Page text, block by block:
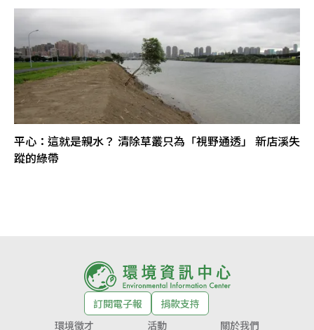
平心：這就是親水？ 清除草叢只為「視野通透」 新店溪失
蹤的綠帶
訂閱電子報
捐款支持
環境徵才
活動 關於我們